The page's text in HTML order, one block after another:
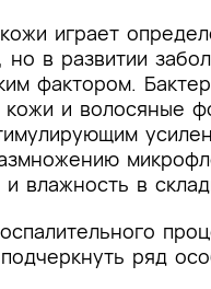
играет
но в развитии
фактором.
кожи и волосяные
и влажность в
ряд